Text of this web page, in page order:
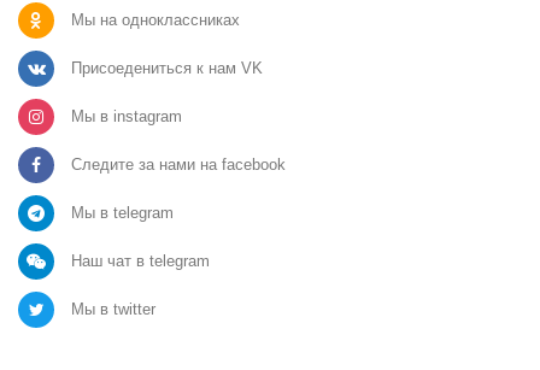
Мы на одноклассниках
Присоедениться к нам VK
Мы в instagram
Следите за нами на facebook
Мы в telegram
Наш чат в telegram
Мы в twitter